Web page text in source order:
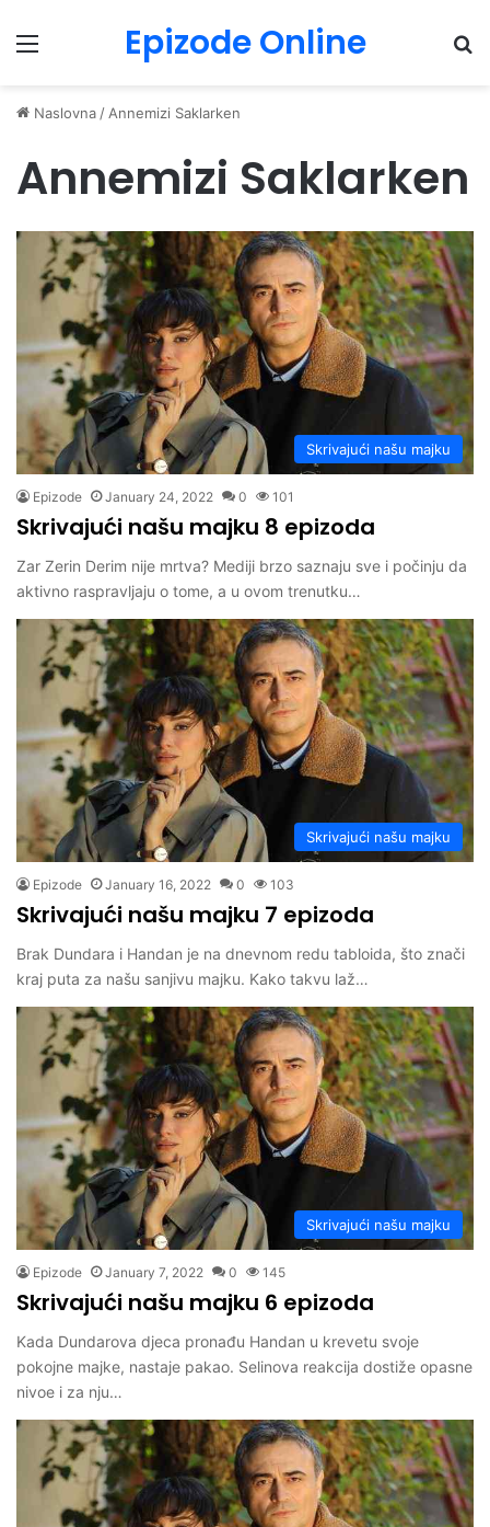
Menu Epizode Online
Naslovna / Annemizi Saklarken
Annemizi Saklarken
Skrivajući našu majku
Epizode January 24, 2022 0 101
Skrivajući našu majku 8 epizoda
Zar Zerin Derim nije mrtva? Mediji brzo saznaju sve i počinju da
aktivno raspravljaju o tome, a u ovom trenutku…
Skrivajući našu majku
Epizode January 16, 2022 0 103
Skrivajući našu majku 7 epizoda
Brak Dundara i Handan je na dnevnom redu tabloida, što znači
kraj puta za našu sanjivu majku. Kako takvu laž…
Skrivajući našu majku
Epizode January 7, 2022 0 145
Skrivajući našu majku 6 epizoda
Kada Dundarova djeca pronađu Handan u krevetu svoje
pokojne majke, nastaje pakao. Selinova reakcija dostiže opasne
nivoe i za nju…